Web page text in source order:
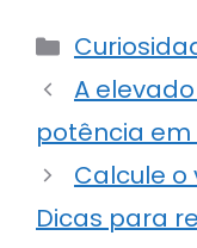
a
ts
A
p
p
k
e
dI
n
c
e
o
o
k
A
potência
Calcule o
Dicas para